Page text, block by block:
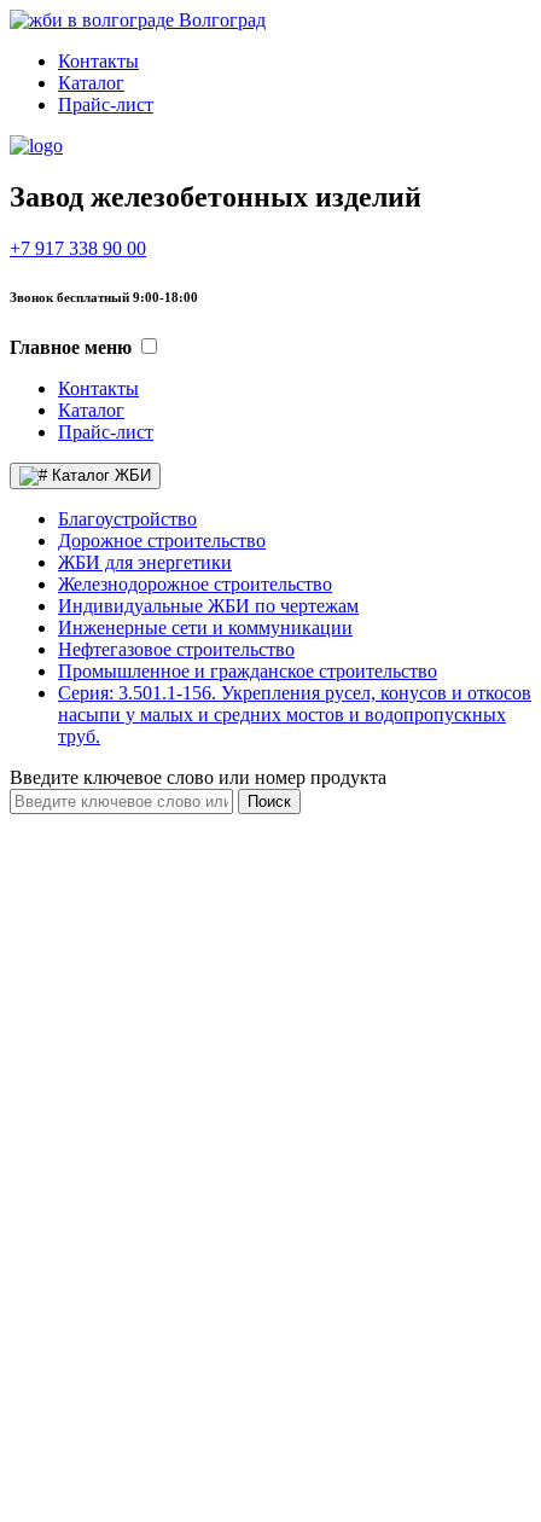
Волгоград
Контакты
Каталог
Прайс-лист
Завод железобетонных изделий
+7 917 338 90 00
Звонок бесплатный 9:00-18:00
Главное меню
Контакты
Каталог
Прайс-лист
Каталог ЖБИ
Благоустройство
Дорожное строительство
ЖБИ для энергетики
Железнодорожное строительство
Индивидуальные ЖБИ по чертежам
Инженерные сети и коммуникации
Нефтегазовое строительство
Промышленное и гражданское строительство
Серия: 3.501.1-156. Укрепления русел, конусов и откосов
насыпи у малых и средних мостов и водопропускных
труб.
Введите ключевое слово или номер продукта